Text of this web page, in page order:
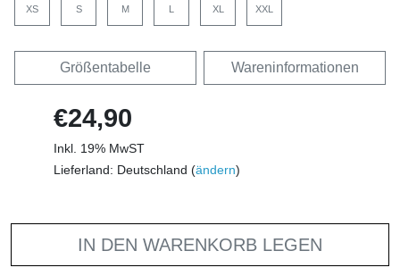
XS S M XL XXL
Größentabelle Wareninformationen
€24,90
Inkl. 19% MwST
Lieferland: Deutschland (ändern)
IN DEN WARENKORB LEGEN